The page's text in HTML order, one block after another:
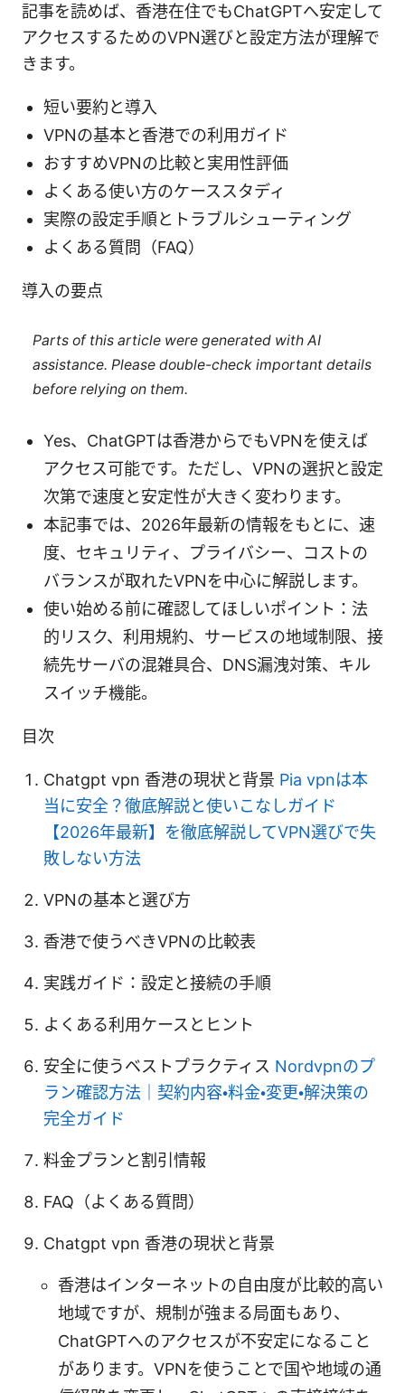
記事を読めば、香港在住でもChatGPTへ安定して
アクセスするためのVPN選びと設定方法が理解で
きます。
短い要約と導入
VPNの基本と香港での利用ガイド
おすすめVPNの比較と実用性評価
よくある使い方のケーススタディ
実際の設定手順とトラブルシューティング
よくある質問（FAQ）
導入の要点
Parts of this article were generated with AI
assistance. Please double-check important details
before relying on them.
Yes、ChatGPTは香港からでもVPNを使えば
アクセス可能です。ただし、VPNの選択と設定
次第で速度と安定性が大きく変わります。
本記事では、2026年最新の情報をもとに、速
度、セキュリティ、プライバシー、コストの
バランスが取れたVPNを中心に解説します。
使い始める前に確認してほしいポイント：法
的リスク、利用規約、サービスの地域制限、接
続先サーバの混雑具合、DNS漏洩対策、キル
スイッチ機能。
目次
Chatgpt vpn 香港の現状と背景 Pia vpnは本
当に安全？徹底解説と使いこなしガイド
【2026年最新】を徹底解説してVPN選びで失
敗しない方法
VPNの基本と選び方
香港で使うべきVPNの比較表
実践ガイド：設定と接続の手順
よくある利用ケースとヒント
安全に使うベストプラクティス Nordvpnのプ
ラン確認方法｜契約内容・料金・変更・解決策の
完全ガイド
料金プランと割引情報
FAQ（よくある質問）
Chatgpt vpn 香港の現状と背景
香港はインターネットの自由度が比較的高い
地域ですが、規制が強まる局面もあり、
ChatGPTへのアクセスが不安定になること
があります。VPNを使うことで国や地域の通